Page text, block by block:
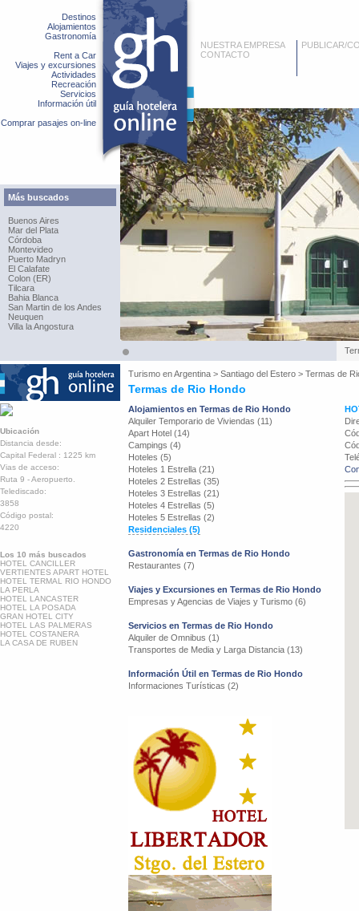
Destinos
Alojamientos
Gastronomía
Rent a Car
Viajes y excursiones
Actividades
Recreación
Servicios
Información útil
Comprar pasajes on-line
Más buscados
Buenos Aires
Mar del Plata
Córdoba
Montevideo
Puerto Madryn
El Calafate
Colon (ER)
Tilcara
Bahia Blanca
San Martin de los Andes
Neuquen
Villa la Angostura
NUESTRA EMPRESA
CONTACTO
PUBLICAR/
Turismo enArgentina > Santiago del Estero > Termas de
Termas de Rio Hondo
Ubicación
Distancia desde:
Capital Federal : 1225 km
Vias de acceso:
Ruta 9 - Aeropuerto.
Telediscado:
3858
Código postal:
4220
Los 10 más buscados
HOTEL CANCILLER
VERTIENTES APART HOTEL
HOTEL TERMAL RIO HONDO
LA PERLA
HOTEL LANCASTER
HOTEL LA POSADA
GRAN HOTEL CITY
HOTEL LAS PALMERAS
HOTEL COSTANERA
LA CASA DE RUBEN
Alojamientos en Termas de Rio Hondo
Alquiler Temporario de Viviendas (11)
Apart Hotel (14)
Campings (4)
Hoteles (5)
Hoteles 1 Estrella (21)
Hoteles 2 Estrellas (35)
Hoteles 3 Estrellas (21)
Hoteles 4 Estrellas (5)
Hoteles 5 Estrellas (2)
Residenciales (5)
Gastronomía en Termas de Rio Hondo
Restaurantes (7)
Viajes y Excursiones en Termas de Rio Hondo
Empresas y Agencias de Viajes y Turismo (6)
Servicios en Termas de Rio Hondo
Alquiler de Omnibus (1)
Transportes de Media y Larga Distancia (13)
Información Útil en Termas de Rio Hondo
Informaciones Turísticas (2)